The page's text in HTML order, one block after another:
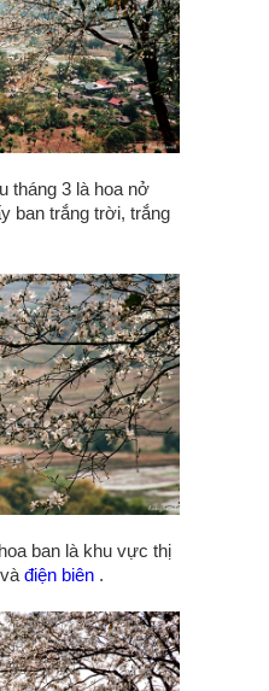
tháng 3 là hoa nở
ban trắng trời, trắng
ban là khu vực thị
và điện biên .